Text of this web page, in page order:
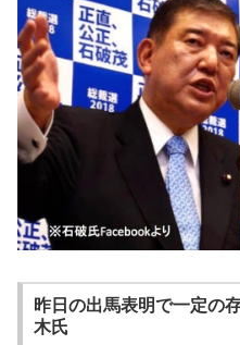
昨日の出馬表明で一定の
木氏